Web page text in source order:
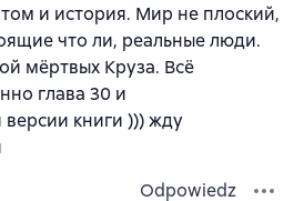
и история. Мир не плоский,
что ли, реальные люди.
мёртвых Круза. Всё
глава 30 и
книги ))) жду
Odpowiedz